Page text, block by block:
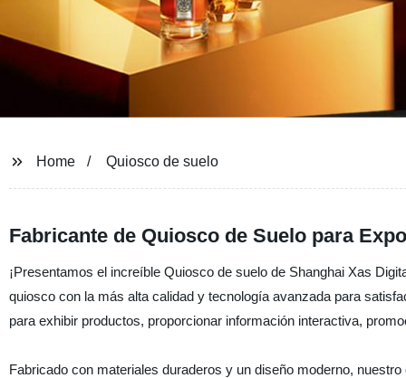
Home Quiosco de suelo
Fabricante de Quiosco de Suelo para
¡Presentamos el increíble Quiosco de suelo de Shanghai Xas
quiosco con la más alta calidad y tecnología avanzada para
para exhibir productos, proporcionar información interactiva,
Fabricado con materiales duraderos y un diseño moderno,